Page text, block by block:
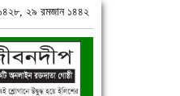
২৯ রমজান ১৪৪২